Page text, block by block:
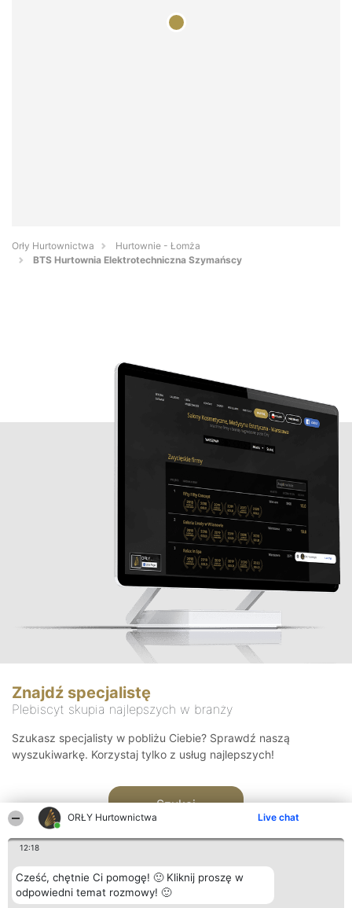
ORŁY Hurtownictwa Live chat
12:18
Cześć, chętnie Ci pomogę! 🙂 Kliknij proszę w
odpowiedni temat rozmowy! 🙂
Orły Hurtownictwa
Hurtownie - Łomża
BTS Hurtownia Elektrotechniczna Szymańscy
Znajdź specjalistę
Plebiscyt skupia najlepszych w branży
Szukasz specjalisty w pobliżu Ciebie? Sprawdź naszą
wyszukiwarkę. Korzystaj tylko z usług najlepszych!
Szukaj